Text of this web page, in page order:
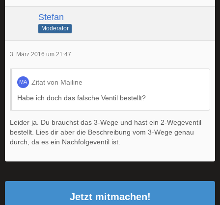
Stefan
Moderator
3. März 2016 um 21:47
Zitat von Mailine
Habe ich doch das falsche Ventil bestellt?
Leider ja. Du brauchst das 3-Wege und hast ein 2-Wegeventil
bestellt. Lies dir aber die Beschreibung vom 3-Wege genau
durch, da es ein Nachfolgeventil ist.
Jetzt mitmachen!